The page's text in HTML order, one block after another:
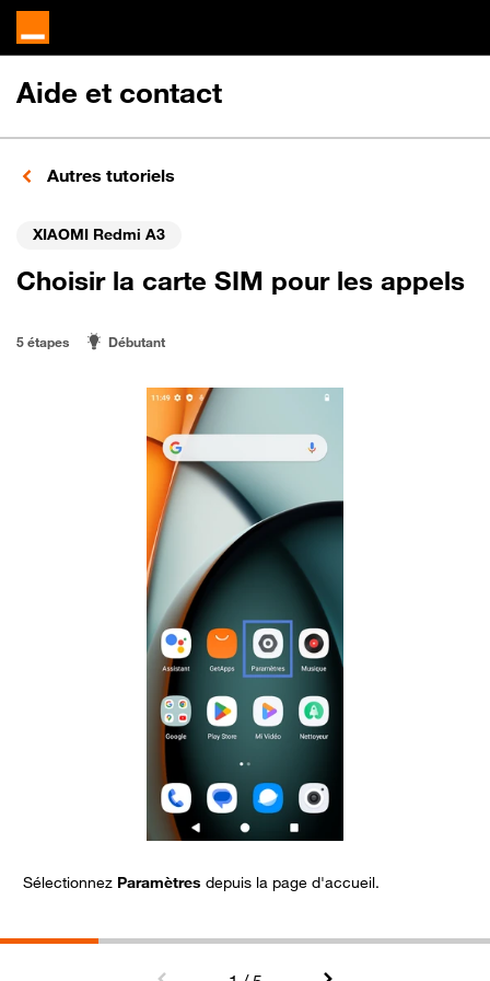
Aide et contact
Autres tutoriels
XIAOMI Redmi A3
Choisir la carte SIM pour les appels
5 étapes Débutant
Sélectionnez Paramètres depuis la page d'accueil.